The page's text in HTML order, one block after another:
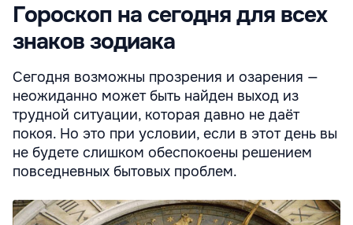
Гороскоп на сегодня для всех
знаков зодиака
Сегодня возможны прозрения и озарения —
неожиданно может быть найден выход из
трудной ситуации, которая давно не даёт
покоя. Но это при условии, если в этот день вы
не будете слишком обеспокоены решением
повседневных бытовых проблем.